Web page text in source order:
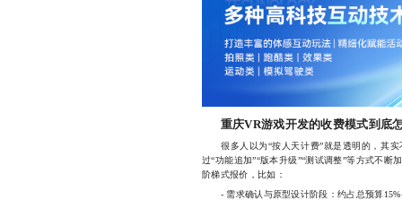
重庆VR游戏开发的收费模式到底
很多人以为“按人天计费”就是透明的，其实
过“功能追加”“版本升级”“测试调整”等方式不
阶梯式报价，比如：
- 需求确认与原型设计阶段：约占总预算